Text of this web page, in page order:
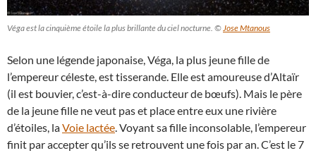
Véga est la cinquième étoile la plus brillante du ciel nocturne. © Jose Mtanous
Selon une légende japonaise, Véga, la plus jeune fille de
l’empereur céleste, est tisserande. Elle est amoureuse d’Altaïr
(il est bouvier, c’est-à-dire conducteur de bœufs). Mais le père
de la jeune fille ne veut pas et place entre eux une rivière
d’étoiles, laVoie lactée . Voyant sa fille inconsolable, l’empereur
finit par accepter qu’ils se retrouvent une fois par an. C’est le 7